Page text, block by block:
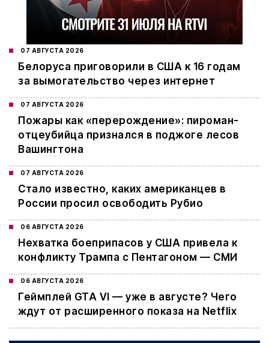
07 АВГУСТА 2026
Белоруса приговорили в США к 16 годам
за вымогательство через интернет
07 АВГУСТА 2026
Пожары как «перерождение»: пироман-
отцеубийца признался в поджоге лесов
Вашингтона
07 АВГУСТА 2026
Стало известно, каких американцев в
России просил освободить Рубио
06 АВГУСТА 2026
Нехватка боеприпасов у США привела к
конфликту Трампа с Пентагоном — СМИ
06 АВГУСТА 2026
Геймплей GTA VI — уже в августе? Чего
ждут от расширенного показа на Netflix